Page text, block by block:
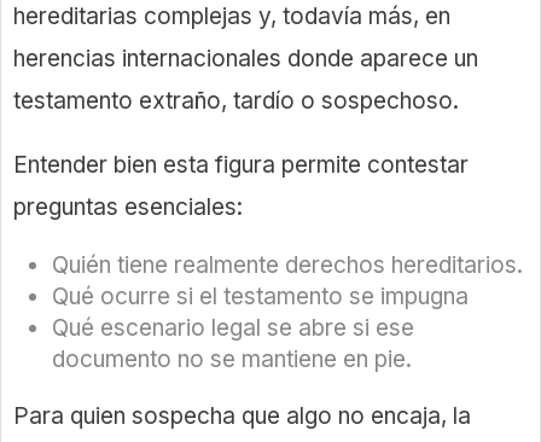
hereditarias complejas y, todavía más, en
herencias internacionales donde aparece un
testamento extraño, tardío o sospechoso.
Entender bien esta figura permite contestar
preguntas esenciales:
Quién tiene realmente derechos hereditarios.
Qué ocurre si el testamento se impugna
Qué escenario legal se abre si ese
documento no se mantiene en pie.
Para quien sospecha que algo no encaja, la